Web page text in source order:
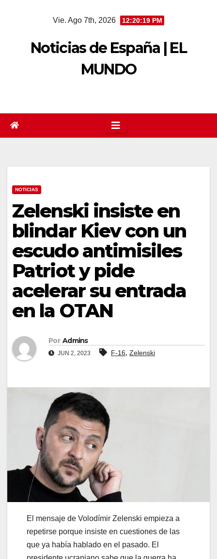
Vie. Ago 7th, 2026 12:20:19 PM
Noticias de España | EL
MUNDO
NOTICIAS
Zelenski insiste en
blindar Kiev con un
escudo antimisiles
Patriot y pide
acelerar su entrada
en la OTAN
Por Admins
JUN 2, 2023 F-16, Zelenski
El mensaje de Volodímir Zelenski empieza a
repetirse porque insiste en cuestiones de las
que ya había hablado en el pasado. El